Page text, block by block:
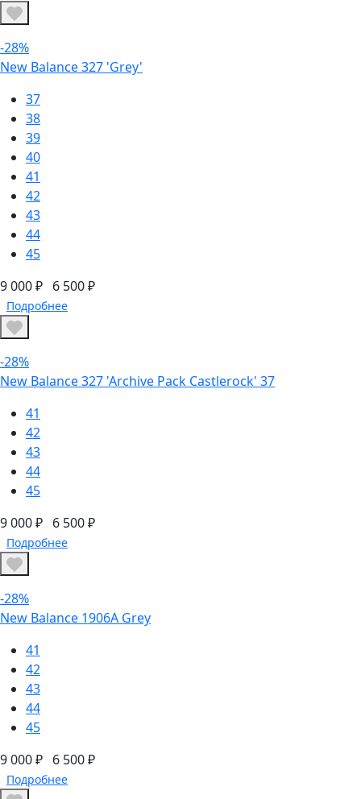
-28%
New Balance 327 'Grey'
37
38
39
40
41
42
43
44
45
9 000 ₽ 6 500 ₽
Подробнее
-28%
New Balance 327 'Archive Pack Castlerock' 37
41
42
43
44
45
9 000 ₽ 6 500 ₽
Подробнее
-28%
New Balance 1906А Grey
41
42
43
44
45
9 000 ₽ 6 500 ₽
Подробнее